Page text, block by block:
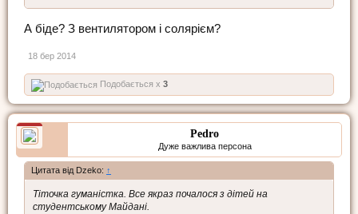
А біде? З вентилятором і солярієм?
18 бер 2014
Подобається x 3
Pedro
Дуже важлива персона
Цитата від Dzeko: ↑
Тіточка гуманістка. Все якраз почалося з дітей на
студентському Майдані.